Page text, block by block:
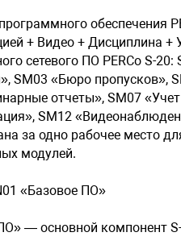
обеспечения
+ Видео + Дисциплина +
сетевого ПО PERCo S-
SM03 «Бюро пропусков»,
отчеты», SM07
SM12
за одно рабочее место
модулей.
«Базовое ПО»
— основной компонент